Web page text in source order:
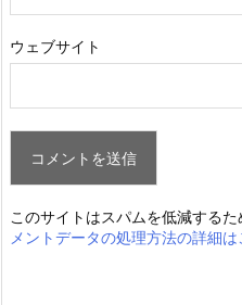
ウェブサイト
このサイトはスパムを低減する
メントデータの処理方法の詳細